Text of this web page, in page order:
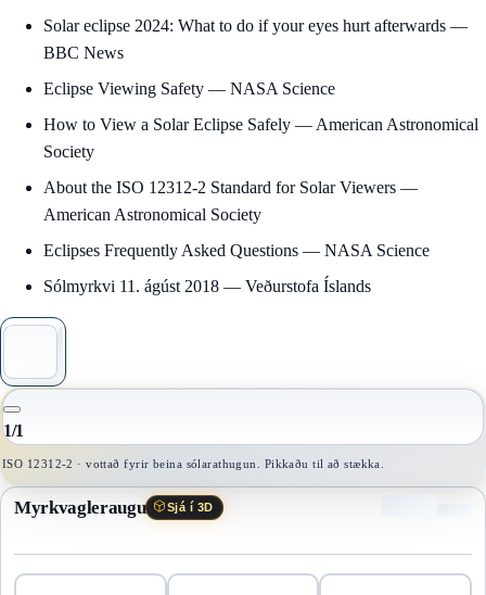
Solar eclipse 2024: What to do if your eyes hurt afterwards —
BBC News
Eclipse Viewing Safety — NASA Science
How to View a Solar Eclipse Safely — American Astronomical
Society
About the ISO 12312-2 Standard for Solar Viewers —
American Astronomical Society
Eclipses Frequently Asked Questions — NASA Science
Sólmyrkvi 11. ágúst 2018 — Veðurstofa Íslands
1/1
ISO 12312-2 · vottað fyrir beina sólarathugun. Pikkaðu til að stækka.
Myrkvagleraugu Sjá í 3D